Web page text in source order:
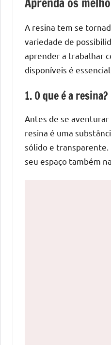
A resina tem se
variedade de
aprender a trabalhar
disponíveis é
1. O que é a resina?
Antes de se
resina é uma
sólido e transparente.
seu espaço também